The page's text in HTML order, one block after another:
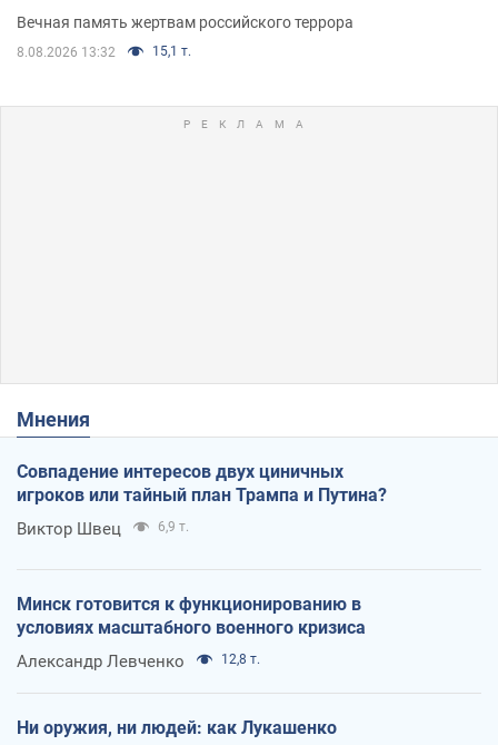
муж и внук
Вечная память жертвам российского террора
8.08.2026 13:32 15,1 т.
Мнения
Совпадение интересов двух циничных
игроков или тайный план Трампа и Путина?
Виктор Швец 6,9 т.
Минск готовится к функционированию в
условиях масштабного военного кризиса
Александр Левченко 12,8 т.
Ни оружия, ни людей: как Лукашенко